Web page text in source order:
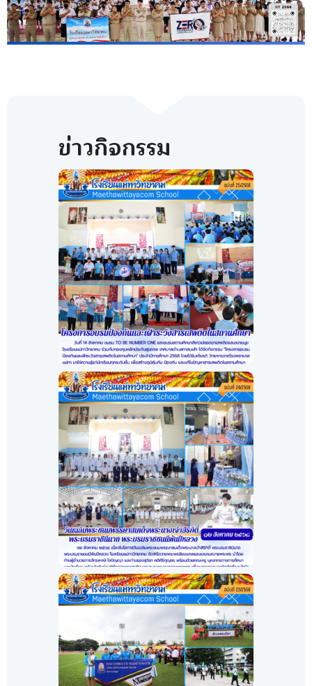
ข่าวกิจกรรม
โครงการอบรมป้องกันและเฝ้า
ระวังสารเสพติดในสถาน
ศึกษา
คลิด! โครงการอบรมป้องกันและเฝ้
๑๒ สิงหาคม ๒๕๖๘
คลิก! วันเฉลิมพระชนมพรรษาสมเด็